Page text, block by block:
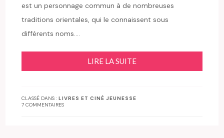
est un personnage commun à de nombreuses
traditions orientales, qui le connaissent sous
différents noms….
LIRE LA SUITE
CLASSÉ DANS :LIVRES ET CINÉ JEUNESSE
7 COMMENTAIRES